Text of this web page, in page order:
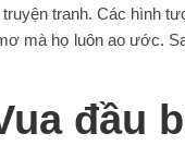
tranh. Các hình
mà họ luôn ao ước.
đầu